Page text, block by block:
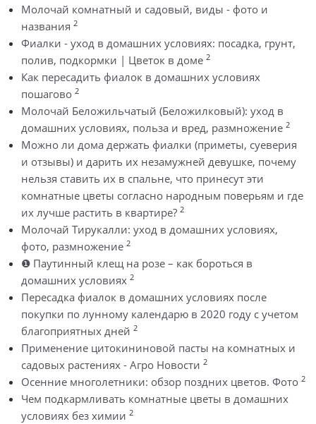
Молочай комнатный и садовый, виды - фото и
названия 2
Фиалки - уход в домашних условиях: посадка, грунт,
полив, подкормки | Цветок в доме 2
Как пересадить фиалок в домашних условиях
пошагово 2
Молочай Беложильчатый (Беложилковый): уход в
домашних условиях, польза и вред, размножение 2
Можно ли дома держать фиалки (приметы, суеверия
и отзывы) и дарить их незамужней девушке, почему
нельзя ставить их в спальне, что принесут эти
комнатные цветы согласно народным поверьям и где
их лучше растить в квартире? 2
Молочай Тирукалли: уход в домашних условиях,
фото, размножение 2
❶ Паутинный клещ на розе – как бороться в
домашних условиях 2
Пересадка фиалок в домашних условиях после
покупки по лунному календарю в 2020 году с учетом
благоприятных дней 2
Применение цитокининовой пасты на комнатных и
садовых растениях - Агро Новости 2
Осенние многолетники: обзор поздних цветов. Фото 2
Чем подкармливать комнатные цветы в домашних
условиях без химии 2